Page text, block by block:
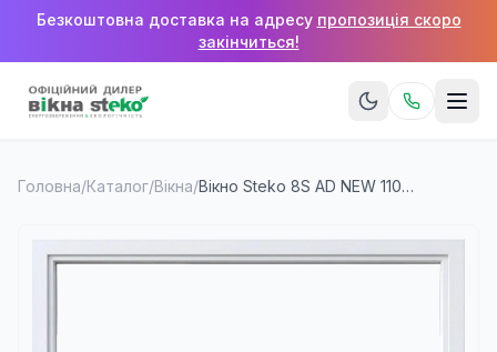
Безкоштовна доставка на адресу пропозиція скоро
закінчиться!
Головна/Каталог/Вікна/ Вікно Steko 8S AD NEW 1100×1400 мм (2 стулки + верхня фрамуга)